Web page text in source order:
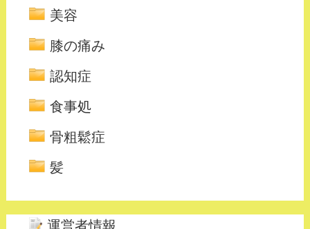
美容
膝の痛み
認知症
食事処
骨粗鬆症
髪
運営者情報